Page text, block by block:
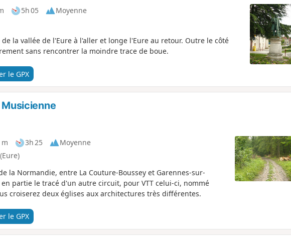
5h 05
Moyenne
la vallée de l'Eure à l'aller et longe l'Eure au retour. Outre le côté
sans rencontrer la moindre trace de boue.
le GPX
3h 25
Moyenne
la Normandie, entre La Couture-Boussey et Garennes-sur-
partie le tracé d'un autre circuit, pour VTT celui-ci, nommé
croiserez deux églises aux architectures très différentes.
le GPX